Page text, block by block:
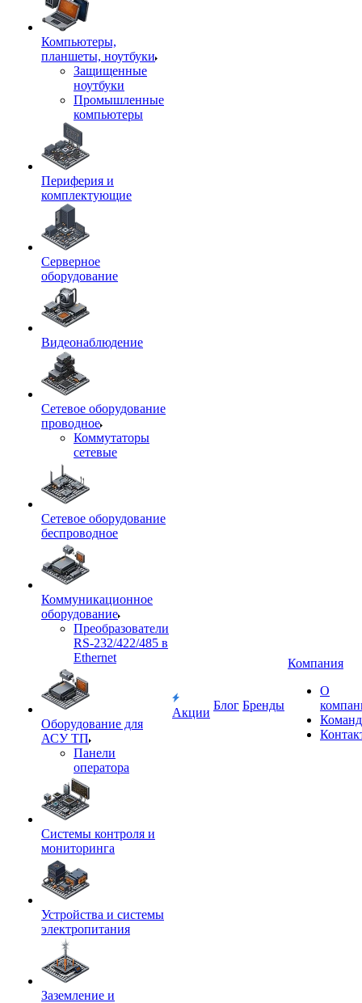
Компьютеры,
планшеты, ноутбуки
Защищенные
ноутбуки
Промышленные
компьютеры
Периферия и
комплектующие
Серверное
оборудование
Видеонаблюдение
Сетевое оборудование
проводное
Коммутаторы
сетевые
Сетевое оборудование
беспроводное
Коммуникационное
оборудование
Преобразователи
RS-232/422/485 в
Ethernet
Оборудование для
АСУ ТП
Панели
оператора
Системы контроля и
мониторинга
Устройства и системы
электропитания
Заземление и
Акции
Блог Бренды
Компания
О